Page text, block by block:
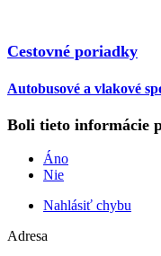
Cestovné poriadky
Autobusové a vlakové
Boli tieto informácie
Áno
Nie
Nahlásiť chybu
Adresa